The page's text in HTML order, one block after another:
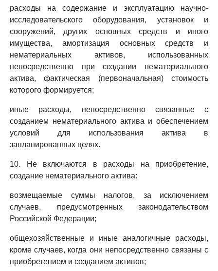
расходы на содержание и эксплуатацию научно-
исследовательского оборудования, установок и
сооружений, других основных средств и иного
имущества, амортизация основных средств и
нематериальных активов, использованных
непосредственно при создании нематериального
актива, фактическая (первоначальная) стоимость
которого формируется;
иные расходы, непосредственно связанные с
созданием нематериального актива и обеспечением
условий для использования актива в
запланированных целях.
10. Не включаются в расходы на приобретение,
создание нематериального актива:
возмещаемые суммы налогов, за исключением
случаев, предусмотренных законодательством
Российской Федерации;
общехозяйственные и иные аналогичные расходы,
кроме случаев, когда они непосредственно связаны с
приобретением и созданием активов;